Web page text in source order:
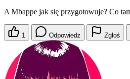
A Mbappe jak się przygotowuje? Co
1 Odpowiedz Zgłoś